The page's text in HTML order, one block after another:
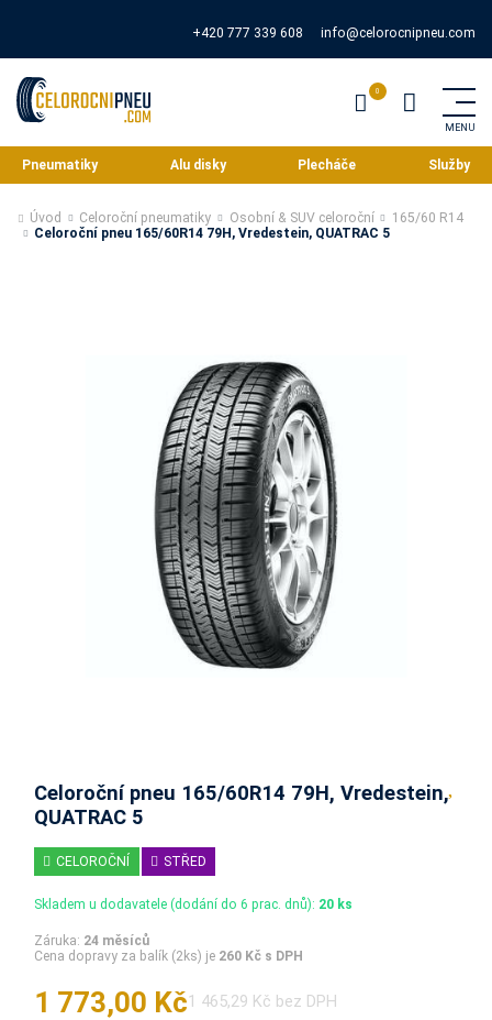
+420 777 339 608 info@celorocnipneu.com
Pneumatiky Alu disky Plecháče Služby
Úvod Celoroční pneumatiky Osobní & SUV celoroční
165/60 R14
Celoroční pneu 165/60R14 79H, Vredestein, QUATRAC 5
Celoroční pneu 165/60R14 79H, Vredestein,
QUATRAC 5
CELOROČNÍ STŘED
Skladem u dodavatele (dodání do 6 prac. dnů): 20 ks
Záruka: 24 měsíců
Cena dopravy za balík (2ks) je 260 Kč s DPH
1 773,00 Kč1 465,29 Kč bez DPH